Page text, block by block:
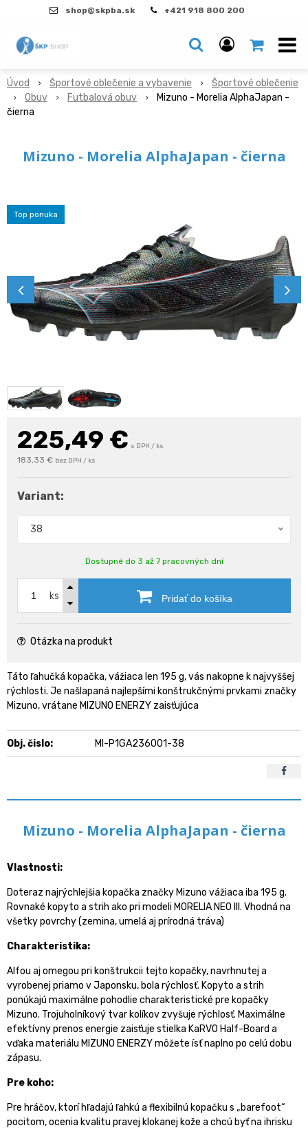
shop@skpba.sk +421 918 800 200
Úvod Športové oblečenie a vybavenie
Športové oblečenie
Obuv
Futbalová obuv
Mizuno - Morelia AlphaJapan -
čierna
Mizuno - Morelia AlphaJapan - čierna
Top ponuka
225,49 € s DPH / ks
183,33 € bez DPH / ks
Variant:
38
Dostupné do 3 až 7 pracovných dní
ks Pridať do košíka
Otázka na produkt
Táto ľahučká kopačka, vážiaca len 195 g, vás nakopne k najvyššej
rýchlosti. Je našlapaná najlepšími konštrukčnými prvkami značky
Mizuno, vrátane MIZUNO ENERZY zaisťujúca
Obj. čislo: MI-P1GA236001-38
Mizuno - Morelia AlphaJapan - čierna
Vlastnosti:
Doteraz najrýchlejšia kopačka značky Mizuno vážiaca iba 195 g.
Rovnaké kopyto a strih ako pri modeli MORELIA NEO III. Vhodná na
všetky povrchy (zemina, umelá aj prírodná tráva)
Charakteristika:
Alfou aj omegou pri konštrukcii tejto kopačky, navrhnutej a
vyrobenej priamo v Japonsku, bola rýchlosť. Kopyto a strih
ponúkajú maximálne pohodlie charakteristické pre kopačky
Mizuno. Trojuholníkový tvar kolíkov zvyšuje rýchlosť. Maximálne
efektívny prenos energie zaisťuje stielka KaRVO Half-Board a
vďaka materiálu MIZUNO ENERZY môžete ísť naplno po celú dobu
zápasu.
Pre koho:
Pre hráčov, ktorí hľadajú ľahkú a flexibilnú kopačku s „barefoot“
pocitom, ocenia kvalitu pravej klokanej kože a chcú byť na ihrisku